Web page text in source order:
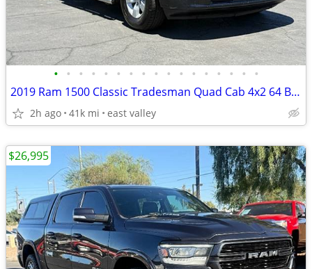
• • • • • • • • • • • • • • • • •
2019 Ram 1500 Classic Tradesman Quad Cab 4x2 64 Box
2h ago 41k mi east valley
$26,995